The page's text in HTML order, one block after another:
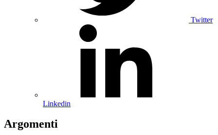
Twitter
Linkedin
Argomenti